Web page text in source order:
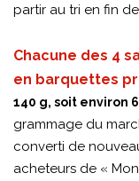
partir au tri en fin
Chacune des 4
en barquettes
140 g, soit environ
grammage du
converti de
acheteurs de «